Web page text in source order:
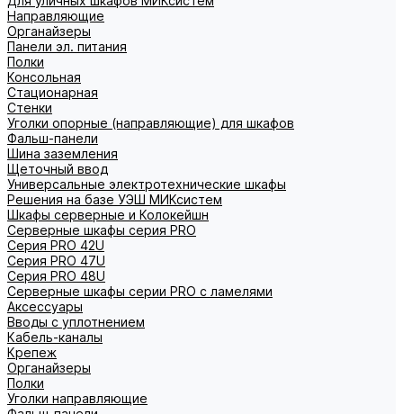
Направляющие
Органайзеры
Панели эл. питания
Полки
Консольная
Стационарная
Стенки
Уголки опорные (направляющие) для шкафов
Фальш-панели
Шина заземления
Щеточный ввод
Универсальные электротехнические шкафы
Решения на базе УЭШ МИКсистем
Шкафы серверные и Колокейшн
Серверные шкафы серия PRO
Серия PRO 42U
Серия PRO 47U
Серия PRO 48U
Серверные шкафы серии PRO с ламелями
Аксессуары
Вводы с уплотнением
Кабель-каналы
Крепеж
Органайзеры
Полки
Уголки направляющие